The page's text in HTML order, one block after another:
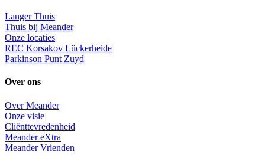
Langer Thuis
Thuis bij Meander
Onze locaties
REC Korsakov Lückerheide
Parkinson Punt Zuyd
Over ons
Over Meander
Onze visie
Cliënttevredenheid
Meander eXtra
Meander Vrienden